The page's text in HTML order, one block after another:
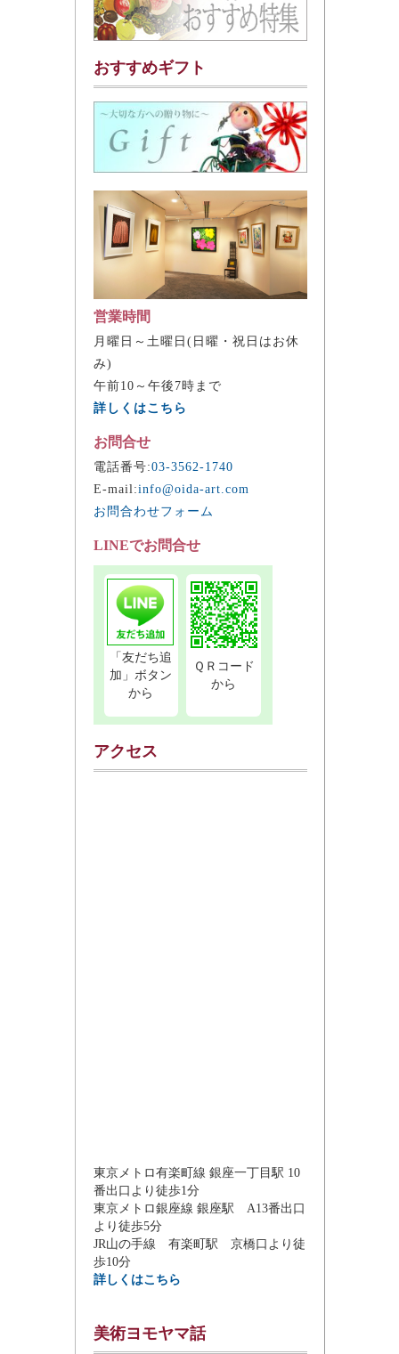
おすすめギフト
営業時間
月曜日～土曜日(日曜・祝日はお休
み)
午前10～午後7時まで
詳しくはこちら
お問合せ
電話番号:03-3562-1740
E-mail:info@oida-art.com
お問合わせフォーム
LINEでお問合せ
「友だち追
加」ボタン
から
ＱＲコード
アクセス
東京メトロ有楽町線 銀座一丁目駅 10
番出口より徒歩1分
東京メトロ銀座線 銀座駅 A13番出口
より徒歩5分
JR山の手線 有楽町駅 京橋口より徒
歩10分